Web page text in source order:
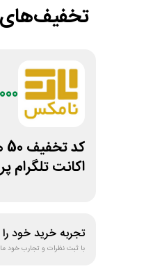
اکانت تلگرام
تجربه خرید خود را
با ثبت نظرات و تجارب خود ما